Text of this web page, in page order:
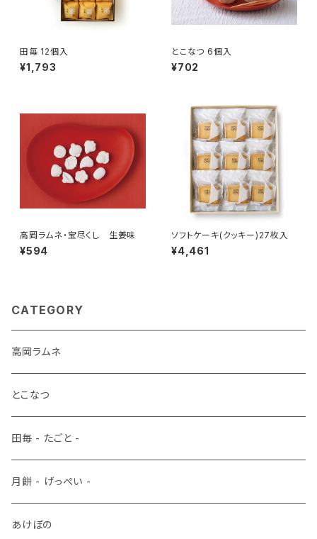
田毎 12個入
¥1,793
とこなつ 6個入
¥702
高岡ラムネ・宝尽くし 生姜味
¥594
ソフトケーキ(クッキー)27枚入
¥4,461
CATEGORY
高岡ラムネ
とこなつ
田毎 - たごと -
月餅 - げっぺい -
あけぼの